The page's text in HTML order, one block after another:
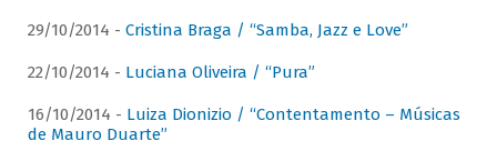
29/10/2014 - Cristina Braga / “Samba, Jazz e Love”
22/10/2014 - Luciana Oliveira / “Pura”
16/10/2014 - Luiza Dionizio / “Contentamento – Músicas
de Mauro Duarte”